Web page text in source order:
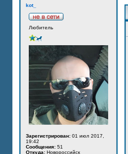
kot_
Любитель
Зарегистрирован: 01 июл 2017,
19:42
Сообщения: 51
Откуда: Новороссийск